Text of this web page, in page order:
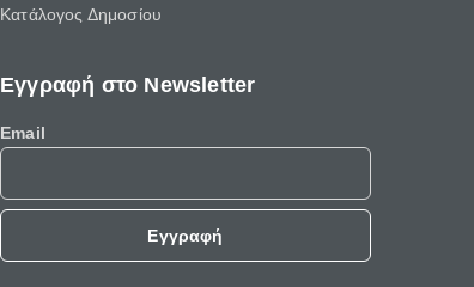
Κατάλογος Δημοσίου
Εγγραφή στο Newsletter
Email
Εγγραφή